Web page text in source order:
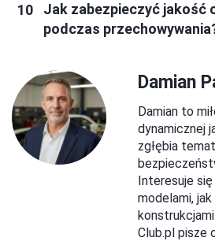
Jak zabezpieczyć jakość
podczas
Damian
Damian to
dynamicznej
zgłębia
Interesuje
modelami,
Club.pl pisze